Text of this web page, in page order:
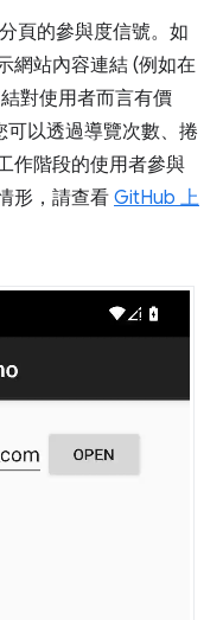
頁的參與度信號。如
網站內容連結 (例如在
對使用者而言有價
以透過導覽次數、捲
作階段的使用者參與
形，請查看GitHub 上